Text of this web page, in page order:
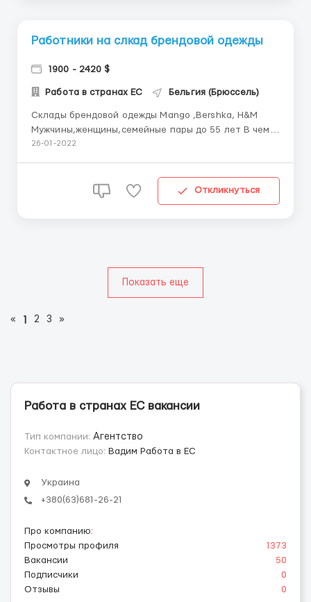
Работники на слкад брендовой одежды
1900 - 2420 $
Работа в странах ЕС Бельгия (Брюссель)
Склады брендовой одежды Mango ,Bershka, H&M
Мужчины,женщины,семейные пары до 55 лет В чем
заключается работа -Упаковка -Сортировка
26-01-2022
Откликнуться
Показать еще
« 2 3 »
Работа в странах ЕС вакансии
Тип компании: Агентство
Контактное лицо: Вадим Работа в ЕС
Украина
+380(63)681-26-21
Про компанию:
Просмотры профиля
1373
Вакансии
50
Подписчики
0
Отзывы
0